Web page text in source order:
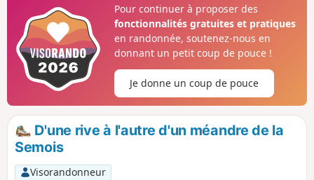
Pour continuer à proposer des
fonctionnalités gratuites et pratiques
en randonnée, soutenez-nous en
donnant un petit coup de pouce !
Je donne un coup de pouce
D'une rive à l'autre d'un méandre de la
Semois
Visorandonneur